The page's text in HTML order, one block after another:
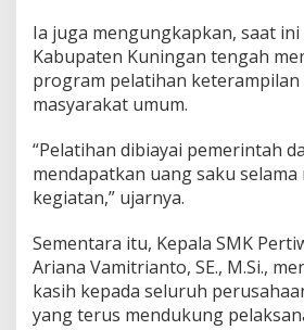
Ia juga mengungkapkan, saat
Kabupaten Kuningan tengah
program pelatihan
masyarakat umum.
“Pelatihan dibiayai pemerintah
mendapatkan uang saku
kegiatan,” ujarnya.
Sementara itu, Kepala SMK
Ariana Vamitrianto, SE., M.Si.,
kasih kepada seluruh
yang terus mendukung